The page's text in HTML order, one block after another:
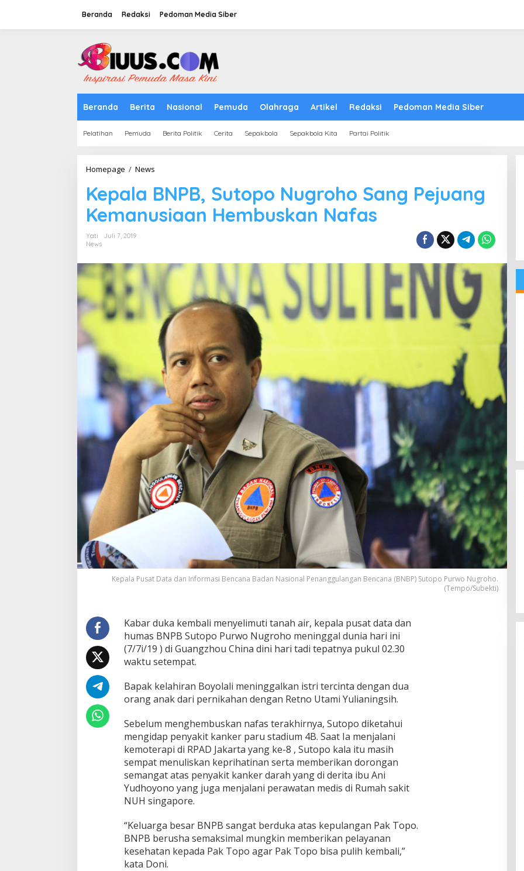
Beranda Redaksi Pedoman Media Siber
Beranda Berita Nasional Pemuda Olahraga Artikel Redaksi Pedoman Media Siber
Pelatihan Pemuda Berita Politik Cerita Sepakbola Sepakbola Kita Partai Politik
Homepage / News
Sutopo
Nugroho
Sang
Pejuang
Kepala BNPB, Sutopo Nugroho Sang Pejuang
Kemanusiaan Hembuskan Nafas
Yati
Juli 7, 2019
News
Kepala Pusat Data dan Informasi Bencana Badan Nasional Penanggulangan Bencana (BNBP) Sutopo Purwo Nugroho.
(Tempo/Subekti)
Kabar duka kembali menyelimuti tanah air, kepala pusat data dan
humas BNPB Sutopo Purwo Nugroho meninggal dunia hari ini
(7/7i/19 ) di Guangzhou China dini hari tadi tepatnya pukul 02.30
waktu setempat.
Bapak kelahiran Boyolali meninggalkan istri tercinta dengan dua
orang anak dari pernikahan dengan Retno Utami Yulianingsih.
Sebelum menghembuskan nafas terakhirnya, Sutopo diketahui
mengidap penyakit kanker paru stadium 4B. Saat Ia menjalani
kemoterapi di RPAD Jakarta yang ke-8 , Sutopo kala itu masih
sempat menuliskan keprihatinan serta memberikan dorongan
semangat atas penyakit kanker darah yang di derita ibu Ani
Yudhoyono yang juga menjalani perawatan medis di Rumah sakit
NUH singapore.
“Keluarga besar BNPB sangat berduka atas kepulangan Pak Topo.
BNPB berusha semaksimal mungkin memberikan pelayanan
kesehatan kepada Pak Topo agar Pak Topo bisa pulih kembali,”
kata Doni.